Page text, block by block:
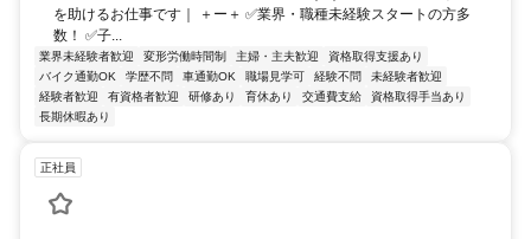
を助けるお仕事です｜ ＋ー＋ ✅業界・職種未経験スタートの方多
数！ ✅子...
業界未経験者歓迎 変形労働時間制 主婦・主夫歓迎
資格取得支援あり
バイク通勤OK
学歴不問 車通勤OK 職場見学可 経験不問
未経験者歓迎
経験者歓迎
有資格者歓迎 研修あり 育休あり 交通費支給
資格取得手当あり
長期休暇あり
正社員